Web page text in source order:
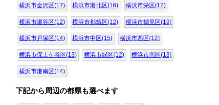
横浜市金沢区(17) 横浜市港北区(16) 横浜市栄区(12)
横浜市瀬谷区(12) 横浜市都筑区(12) 横浜市鶴見区(19)
横浜市戸塚区(14) 横浜市中区(15) 横浜市西区(12)
横浜市保土ケ谷区(13) 横浜市緑区(12) 横浜市南区(13)
横浜市港南区(14)
下記から周辺の都県も選べます